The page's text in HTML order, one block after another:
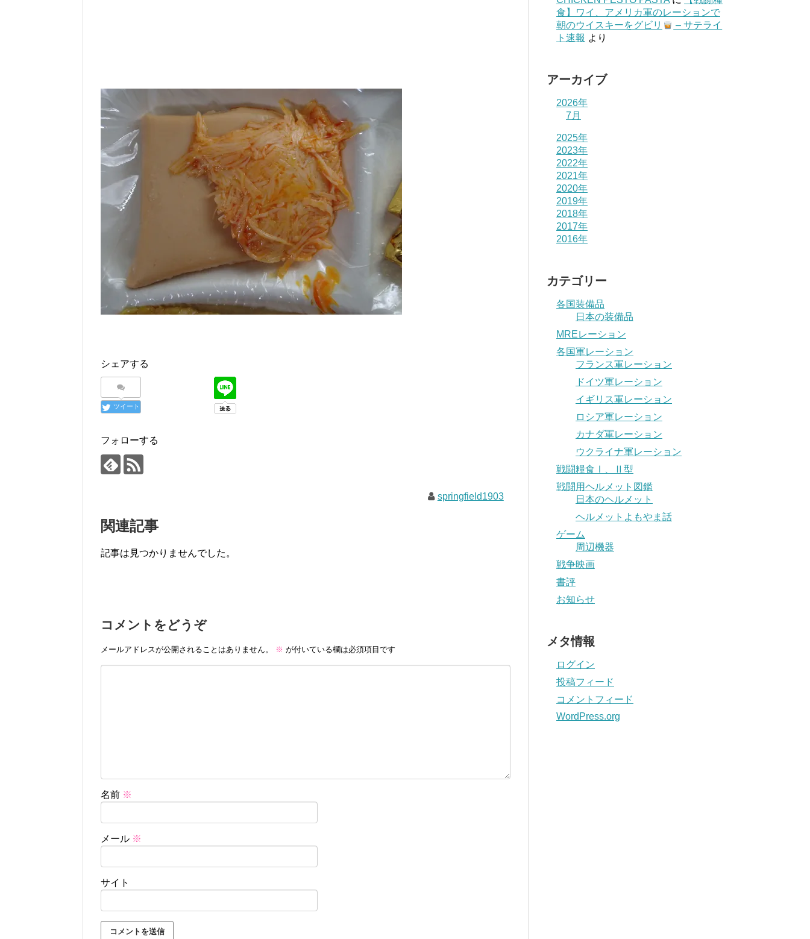
シェアする
ツイート
フォローする
springfield1903
関連記事
記事は見つかりませんでした。
コメントをどうぞ
メールアドレスが公開されることはありません。 ※ が付いている欄は必須項目です
名前 ※
メール ※
サイト
食】ワイ、アメリカ軍のレーションで
朝のウイスキーをグビリ
– サテライ
ト速報 より
アーカイブ
2026年
7月
2025年
2023年
2022年
2021年
2020年
2019年
2018年
2017年
2016年
カテゴリー
各国装備品
日本の装備品
MREレーション
各国軍レーション
フランス軍レーション
ドイツ軍レーション
イギリス軍レーション
ロシア軍レーション
カナダ軍レーション
ウクライナ軍レーション
戦闘糧食Ⅰ、Ⅱ型
戦闘用ヘルメット図鑑
日本のヘルメット
ヘルメットよもやま話
ゲーム
周辺機器
戦争映画
書評
お知らせ
メタ情報
ログイン
投稿フィード
コメントフィード
WordPress.org